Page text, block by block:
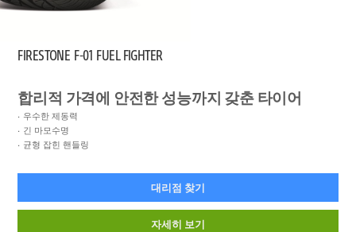
FIRESTONE F-01 FUEL FIGHTER
합리적 가격에 안전한 성능까지 갖춘 타이어
우수한 제동력
긴 마모수명
균형 잡힌 핸들링
대리점 찾기
자세히 보기